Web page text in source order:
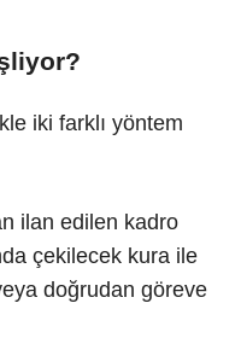
iki farklı yöntem
ilan edilen kadro
çekilecek kura ile
doğrudan göreve